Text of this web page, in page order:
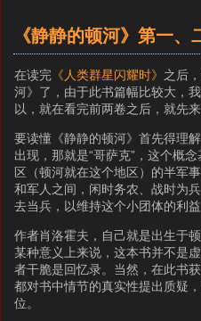
《静静的顿河》第一、
在读完 《人类群星闪耀时》 之后
河》了，由于此书篇幅比较大，
以，就在看完前两卷之后，就先来
要读懂《静静的顿河》首先得理
出现，那就是“哥萨克”，这个概
区（顿河就在这个地区）的半军
和军人之间，闲时务农、战时为
去当兵，以维持这个小团体的利益
作者肖洛霍夫，自己就是出生于
某种意义上来说，这本书并不是
者干脆是回忆录。当然，在此书
都对书中情节的真实性提出质疑
位。